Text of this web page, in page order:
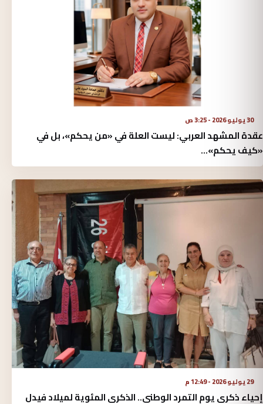
30 يوليو 2026 - 3:25 ص
عقدة المشهد العربي: ليست العلة في «من يحكم»، بل في
«كيف يحكم»...
29 يوليو 2026 - 12:49 م
إحياء ذكرى يوم التمرد الوطنى.. الذكرى المئوية لميلاد فيدل